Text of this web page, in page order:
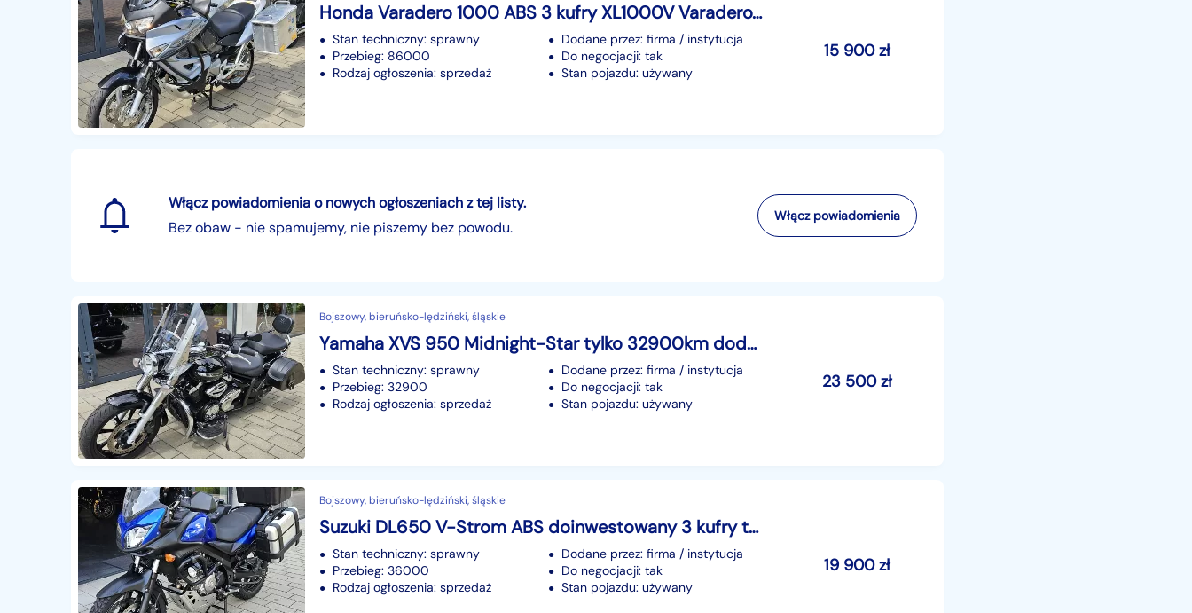
Honda Varadero 1000 ABS 3 kufry XL1000V Varadero1000 -raty-
Stan techniczny: sprawny
Przebieg: 86000
Rodzaj ogłoszenia: sprzedaż
Dodane przez: firma / instytucja
Do negocjacji: tak
Stan pojazdu: używany
15 900zł
Włącz powiadomienia o nowych ogłoszeniach z tej listy.
Bez obaw - nie spamujemy, nie piszemy bez powodu.
Włącz powiadomienia
Bojszowy, bieruńsko-lędziński, śląskie
Yamaha XVS 950 Midnight-Star tylko 32900km dodatki bdb stan -raty-
Stan techniczny: sprawny
Przebieg: 32900
Rodzaj ogłoszenia: sprzedaż
Dodane przez: firma / instytucja
Do negocjacji: tak
Stan pojazdu: używany
23 500zł
Bojszowy, bieruńsko-lędziński, śląskie
Suzuki DL650 V-Strom ABS doinwestowany 3 kufry tylko 36tyś.km -raty-
Stan techniczny: sprawny
Przebieg: 36000
Rodzaj ogłoszenia: sprzedaż
Dodane przez: firma / instytucja
Do negocjacji: tak
Stan pojazdu: używany
19 900zł